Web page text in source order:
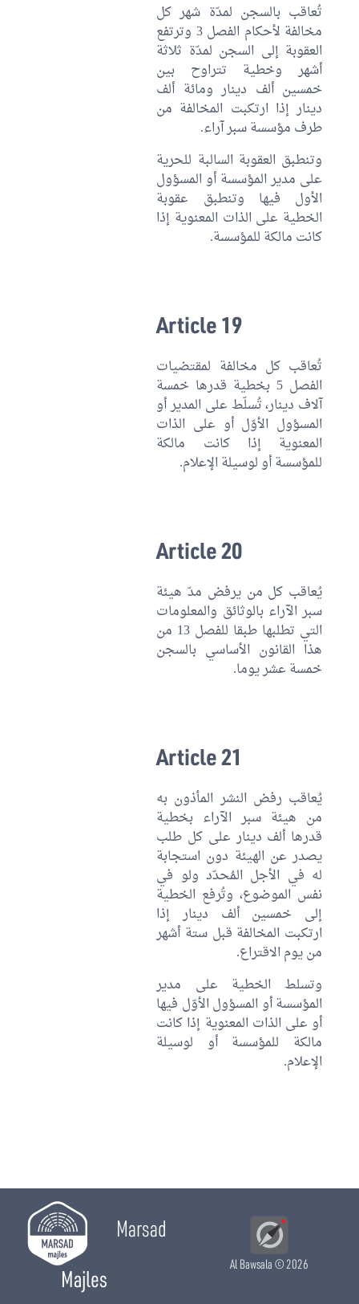
تُعاقب بالسجن لمدّة شهر كل
مخالفة لأحكام الفصل 3 وترتفع
العقوبة إلى السجن لمدّة ثلاثة
أشهر وخطية تتراوح بين
خمسين ألف دينار ومائة ألف
دينار إذا ارتكبت المخالفة من
طرف مؤسسة سبر آراء.
وتنطبق العقوبة السالبة للحرية
على مدير المؤسسة أو المسؤول
الأول فيها وتنطبق عقوبة
الخطية على الذات المعنوية إذا
كانت مالكة للمؤسسة.
Article 19
تُعاقب كل مخالفة لمقتضيات
الفصل 5 بخطية قدرها خمسة
آلاف دينار، تُسلّط على المدير أو
المسؤول الأوّل أو على الذات
المعنوية إذا كانت مالكة
للمؤسسة أو لوسيلة الإعلام.
Article 20
يُعاقب كل من يرفض مدّ هيئة
سبر الآراء بالوثائق والمعلومات
التي تطلبها طبقا للفصل 13 من
هذا القانون الأساسي بالسجن
خمسة عشر يوما.
Article 21
يُعاقب رفض النشر المأذون به
من هيئة سبر الآراء بخطية
قدرها ألف دينار على كل طلب
يصدر عن الهيئة دون استجابة
له في الأجل المُحدّد ولو في
نفس الموضوع، وتُرفع الخطية
إلى خمسين ألف دينار إذا
ارتكبت المخالفة قبل ستة أشهر
من يوم الاقتراع.
وتسلط الخطية على مدير
المؤسسة أو المسؤول الأوّل فيها
أو على الذات المعنوية إذا كانت
مالكة للمؤسسة أو لوسيلة
الإعلام.
Marsad
Majles
Al Bawsala© 2026